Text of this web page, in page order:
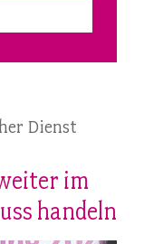
Dienst
im
handeln